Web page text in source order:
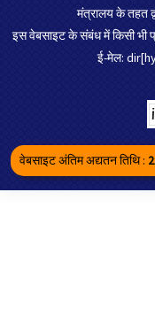
मंत्रालय के तहत
इस वेबसाइट के संबंध में किसी भी
ई-मेल:
वेबसाइट अंतिम अद्यतन तिथि :